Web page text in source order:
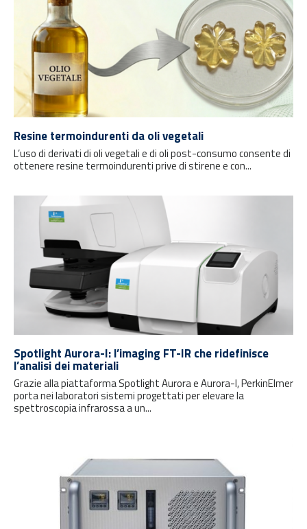
Resine termoindurenti da oli vegetali
L’uso di derivati di oli vegetali e di oli post-consumo consente di
ottenere resine termoindurenti prive di stirene e con...
Spotlight Aurora-I: l’imaging FT-IR che ridefinisce
l’analisi dei materiali
Grazie alla piattaforma Spotlight Aurora e Aurora-I, PerkinElmer
porta nei laboratori sistemi progettati per elevare la
spettroscopia infrarossa a un...